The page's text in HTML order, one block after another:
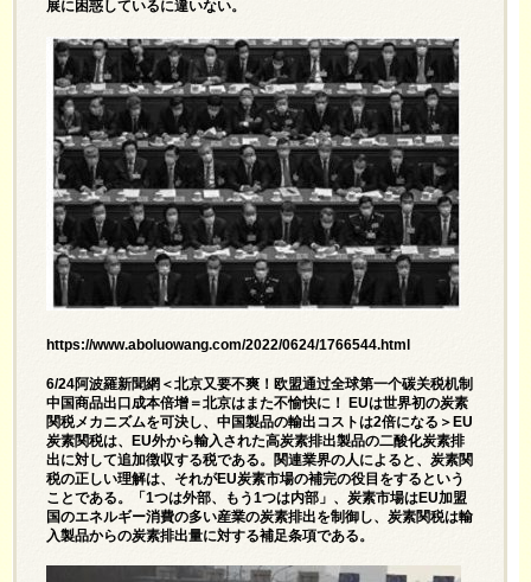
展に困惑しているに違いない。
https://www.aboluowang.com/2022/0624/1766544.html
6/24阿波羅新聞網＜北京又要不爽！欧盟通过全球第一个碳关税机制
中国商品出口成本倍增＝北京はまた不愉快に！ EUは世界初の炭素
関税メカニズムを可決し、中国製品の輸出コストは2倍になる＞EU
炭素関税は、EU外から輸入された高炭素排出製品の二酸化炭素排
出に対して追加徴収する税である。関連業界の人によると、炭素関
税の正しい理解は、それがEU炭素市場の補完の役目をするという
ことである。「1つは外部、もう1つは内部」、炭素市場はEU加盟
国のエネルギー消費の多い産業の炭素排出を制御し、炭素関税は輸
入製品からの炭素排出量に対する補足条項である。